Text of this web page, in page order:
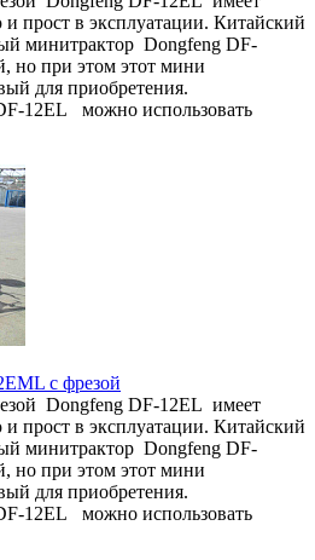
прост в эксплуатации. Китайский
минитрактор Dongfeng DF-
но при этом этот мини
для приобретения.
12EL можно использовать
с фрезой
Dongfeng DF-12EL имеет
прост в эксплуатации. Китайский
минитрактор Dongfeng DF-
но при этом этот мини
для приобретения.
12EL можно использовать